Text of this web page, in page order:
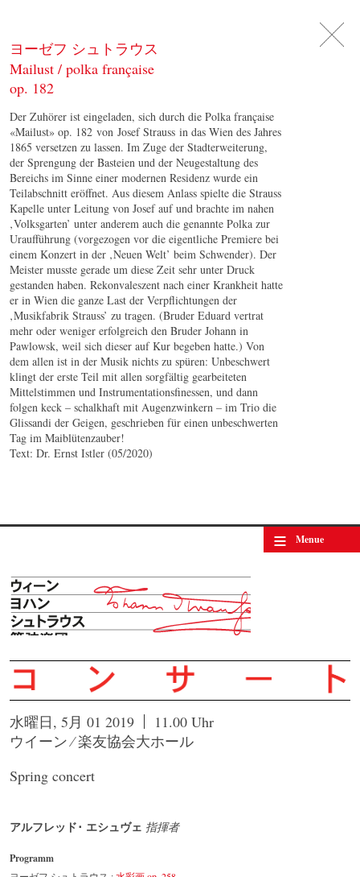
ヨーゼフ シュトラウス
Mailust / polka française
op. 182
Der Zuhörer ist eingeladen, sich durch die Polka française
«Mailust» op. 182 von Josef Strauss in das Wien des Jahres
1865 versetzen zu lassen. Im Zuge der Stadterweiterung,
der Sprengung der Basteien und der Neugestaltung des
Bereichs im Sinne einer modernen Residenz wurde ein
Teilabschnitt eröffnet. Aus diesem Anlass spielte die Strauss
Kapelle unter Leitung von Josef auf und brachte im nahen
‚Volksgarten’ unter anderem auch die genannte Polka zur
Uraufführung (vorgezogen vor die eigentliche Premiere bei
einem Konzert in der ‚Neuen Welt’ beim Schwender). Der
Meister musste gerade um diese Zeit sehr unter Druck
gestanden haben. Rekonvaleszent nach einer Krankheit hatte
er in Wien die ganze Last der Verpflichtungen der
‚Musikfabrik Strauss’ zu tragen. (Bruder Eduard vertrat
mehr oder weniger erfolgreich den Bruder Johann in
Pawlowsk, weil sich dieser auf Kur begeben hatte.) Von
dem allen ist in der Musik nichts zu spüren: Unbeschwert
klingt der erste Teil mit allen sorgfältig gearbeiteten
Mittelstimmen und Instrumentationsfinessen, und dann
folgen keck – schalkhaft mit Augenzwinkern – im Trio die
Glissandi der Geigen, geschrieben für einen unbeschwerten
Tag im Maiblütenzauber!
Text: Dr. Ernst Istler (05/2020)
≡ Menue
水曜日, 5月 01 2019
11.00 Uhr
ウイーン ⁄ 楽友協会大ホール
Spring concert
アルフレッド･ エシュヴェ 指揮者
Programm